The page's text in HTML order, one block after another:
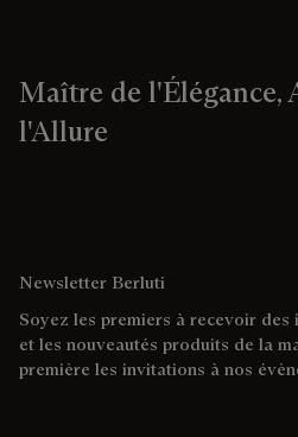
Maître de l'Élégance,
l'Allure
Newsletter Berluti
Soyez les premiers à recevoir
et les nouveautés produits de la
première les invitations à nos